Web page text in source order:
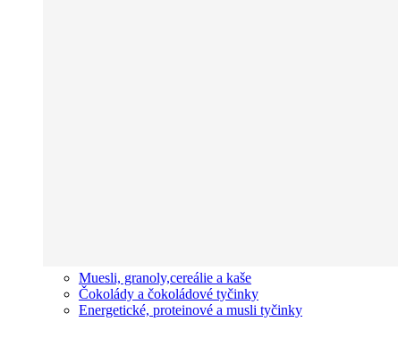
Muesli, granoly,cereálie a kaše
Čokolády a čokoládové tyčinky
Energetické, proteinové a musli tyčinky